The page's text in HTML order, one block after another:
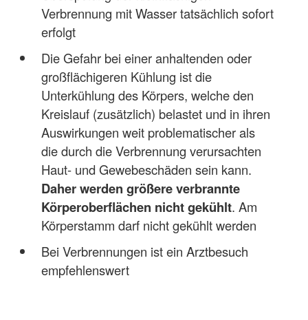
Verbrennung mit Wasser tatsächlich sofort
erfolgt
Die Gefahr bei einer anhaltenden oder
großflächigeren Kühlung ist die
Unterkühlung des Körpers, welche den
Kreislauf (zusätzlich) belastet und in ihren
Auswirkungen weit problematischer als
die durch die Verbrennung verursachten
Haut- und Gewebeschäden sein kann.
Daher werden größere verbrannte
Körperoberflächen nicht gekühlt. Am
Körperstamm darf nicht gekühlt werden
Bei Verbrennungen ist ein Arztbesuch
empfehlenswert